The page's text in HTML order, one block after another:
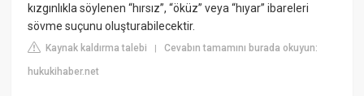
kızgınlıkla söylenen “hırsız”, “öküz” veya “hıyar” ibareleri
sövme suçunu oluşturabilecektir.
Kaynak kaldırma talebi |Cevabın tamamını burada okuyun:
hukukihaber.net